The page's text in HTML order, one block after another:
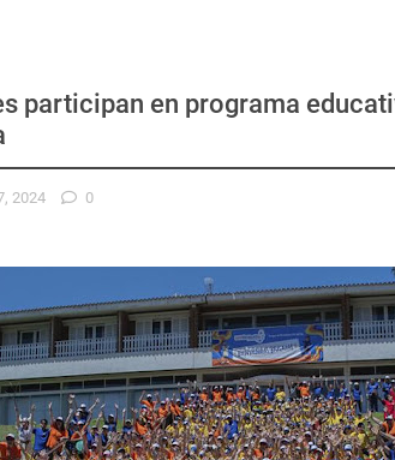
participan en programa
2024 0